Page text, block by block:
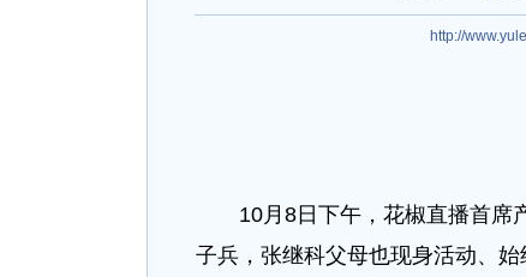
http://
10月8日下午，花椒直播首席产
子兵，张继科父母也现身活动、